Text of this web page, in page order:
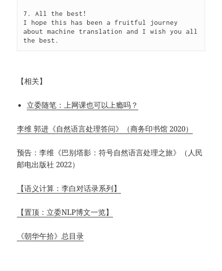
7. All the best!
I hope this has been a fruitful journey
about machine translation and I wish you all
the best.
【相关】
立委随笔：上网课也可以上瘾吗？
李维 郭进《自然语言处理答问》（商务印书馆 2020）
预告：李维《巴别塔影：符号自然语言处理之旅》（人民
邮电出版社 2022）
【语义计算：李白对话录系列】
【置顶：立委NLP博文一览】
《朝华午拾》总目录